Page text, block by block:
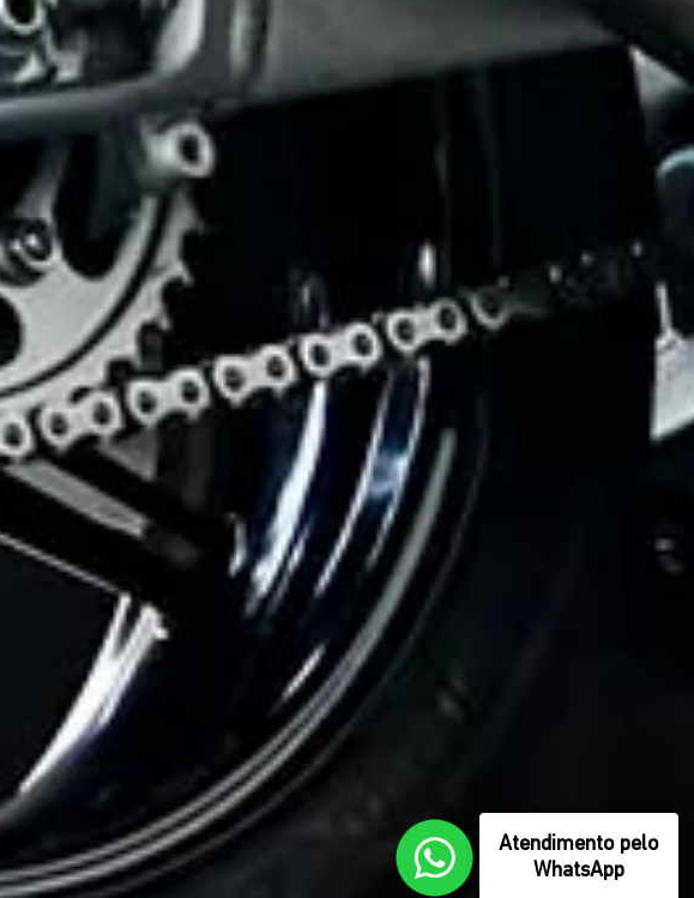
Atendimento pelo
WhatsApp